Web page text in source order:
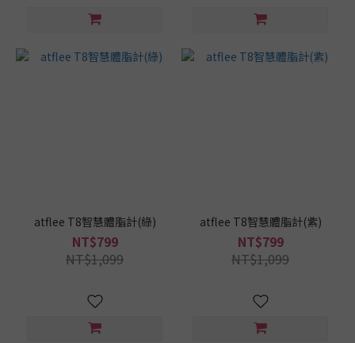
atflee T8智慧體脂計(綠)
NT$799
NT$1,099
atflee T8智慧體脂計(紫)
NT$799
NT$1,099